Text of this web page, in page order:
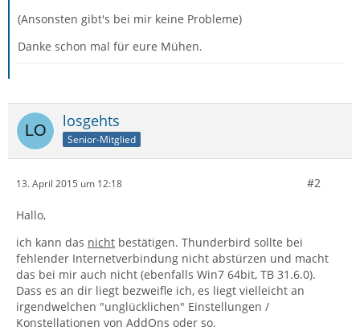
(Ansonsten gibt's bei mir keine Probleme)
Danke schon mal für eure Mühen.
losgehts
Senior-Mitglied
13. April 2015 um 12:18 #2
Hallo,
ich kann das nicht bestätigen. Thunderbird sollte bei
fehlender Internetverbindung nicht abstürzen und macht
das bei mir auch nicht (ebenfalls Win7 64bit, TB 31.6.0).
Dass es an dir liegt bezweifle ich, es liegt vielleicht an
irgendwelchen "unglücklichen" Einstellungen /
Konstellationen von AddOns oder so.